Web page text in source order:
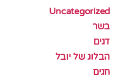
Uncategorized
בשר
דגים
הבלוג של יובל
חגים